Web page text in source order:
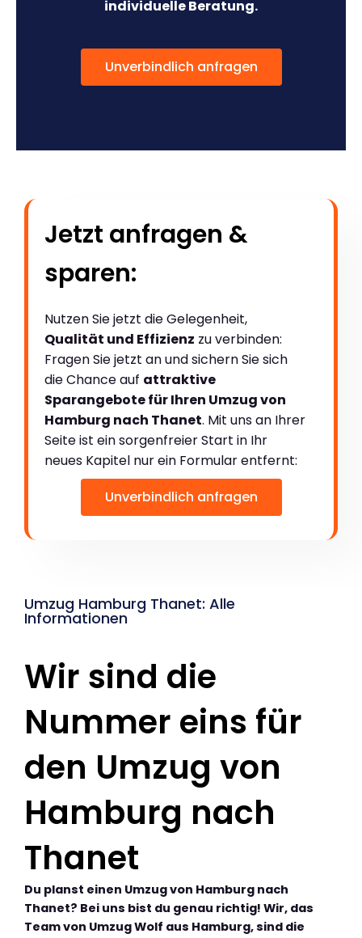
individuelle Beratung.
Unverbindlich anfragen
Jetzt anfragen &
sparen:
Nutzen Sie jetzt die Gelegenheit,
Qualität und Effizienz zu verbinden:
Fragen Sie jetzt an und sichern Sie sich
die Chance auf attraktive
Sparangebote für Ihren Umzug von
Hamburg nach Thanet. Mit uns an Ihrer
Seite ist ein sorgenfreier Start in Ihr
neues Kapitel nur ein Formular entfernt:
Unverbindlich anfragen
Umzug Hamburg Thanet: Alle
Informationen
Wir sind die
Nummer eins für
den Umzug von
Hamburg nach
Thanet
Du planst einen Umzug von Hamburg nach
Thanet? Bei uns bist du genau richtig! Wir, das
Team von Umzug Wolf aus Hamburg, sind die